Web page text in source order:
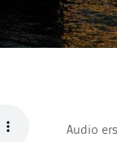
Audio